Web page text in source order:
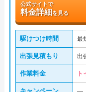
公式サイトで
料金詳細を見る
駆けつけ時間 最
出張見積もり 出
作業料金